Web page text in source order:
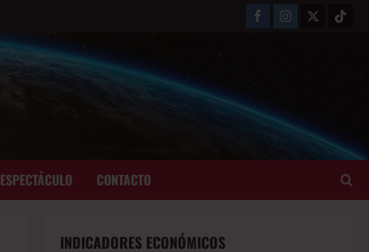
ESPECTÁCULO CONTACTO
INDICADORES ECONÓMICOS